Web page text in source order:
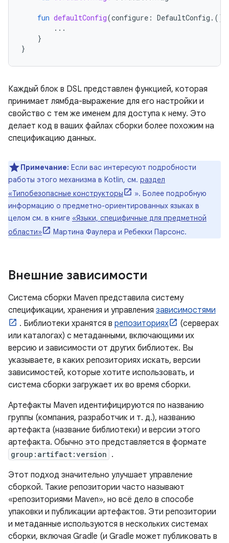
fun defaultConfig(configure : DefaultConfig .()
...
}
}
Каждый блок в DSL представлен функцией, которая
принимает лямбда-выражение для его настройки и
свойство с тем же именем для доступа к нему. Это
делает код в ваших файлах сборки более похожим на
спецификацию данных.
Примечание: Если вас интересуют подробности
работы этого механизма в Kotlin, см. раздел
«Типобезопасные конструкторы
». Более подробную
информацию о предметно-ориентированных языках в
целом см. в книге «Языки, специфичные для предметной
области»
Мартина Фаулера и Ребекки Парсонс.
Внешние зависимости
Система сборки Maven представила систему
спецификации, хранения и управления зависимостями
. Библиотеки хранятся в репозиториях
(серверах
или каталогах) с метаданными, включающими их
версию и зависимости от других библиотек. Вы
указываете, в каких репозиториях искать, версии
зависимостей, которые хотите использовать, и
система сборки загружает их во время сборки.
Артефакты Maven идентифицируются по названию
группы (компания, разработчик и т. д.), названию
артефакта (название библиотеки) и версии этого
артефакта. Обычно это представляется в формате
group:artifact:version .
Этот подход значительно улучшает управление
сборкой. Такие репозитории часто называют
«репозиториями Maven», но всё дело в способе
упаковки и публикации артефактов. Эти репозитории
и метаданные используются в нескольких системах
сборки, включая Gradle (и Gradle может публиковать в